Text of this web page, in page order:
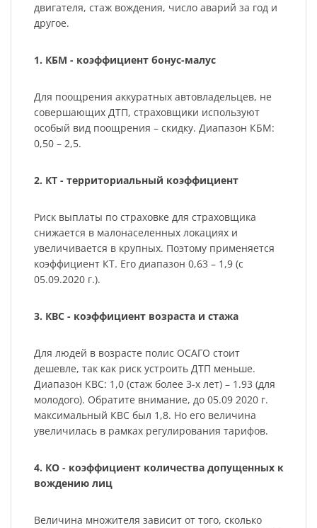
двигателя, стаж вождения, число аварий за год и
другое.
1. КБМ - коэффициент бонус-малус
Для поощрения аккуратных автовладельцев, не
совершающих ДТП, страховщики используют
особый вид поощрения – скидку. Диапазон КБМ:
0,50 – 2,5.
2. КТ - территориальный коэффициент
Риск выплаты по страховке для страховщика
снижается в малонаселенных локациях и
увеличивается в крупных. Поэтому применяется
коэффициент КТ. Его диапазон 0,63 – 1,9 (с
05.09.2020 г.).
3. КВС - коэффициент возраста и стажа
Для людей в возрасте полис ОСАГО стоит
дешевле, так как риск устроить ДТП меньше.
Диапазон КВС: 1,0 (стаж более 3-х лет) – 1.93 (для
молодого). Обратите внимание, до 05.09 2020 г.
максимальный КВС был 1,8. Но его величина
увеличилась в рамках регулирования тарифов.
4. КО - коэффициент количества допущенных к
вождению лиц
Величина множителя зависит от того, сколько